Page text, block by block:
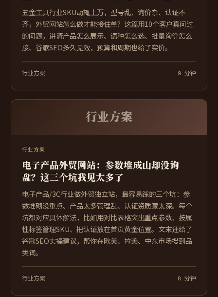
五金工具行业SKU动辄上万，型号乱、询价杂、认证不
齐，外贸网站怎么做才能接住单？这篇用10个客户真问过
的问题，讲清产品怎么展示、语种怎么选、批量询价怎么
接、谷歌SEO多久见效，预算和周期也给了实价。
行业方案 9 分钟
行业方案
行业方案
电子产品外贸网站：参数堆成山却没询
盘？这三个坑我见太多了
电子产品/3C行业做外贸独立站，最容易踩的三个坑：参
数堆砌没重点、产品太多管理乱、认证资质藏太深。每个
坑都对应具体解法，比如用对比表格突出重点参数、按属
性标签管理SKU、把认证放在首页黄金位置。文末还给了
谷歌SEO实操建议，帮你在欧美、拉美、中东市场搜到品
类词。
行业方案 8 分钟